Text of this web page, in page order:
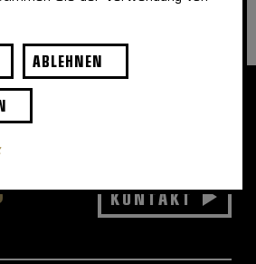
KONTAKT
ABLEHNEN